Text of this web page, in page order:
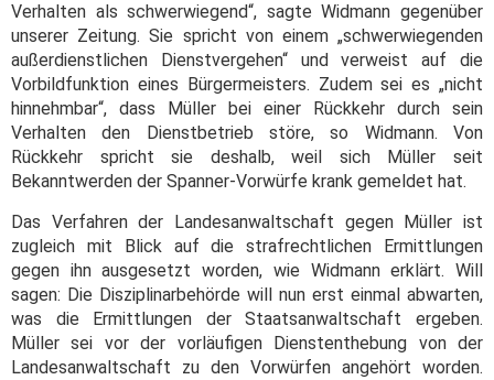
Verhalten als schwerwiegend“, sagte Widmann gegenüber
unserer Zeitung. Sie spricht von einem „schwerwiegenden
außerdienstlichen Dienstvergehen“ und verweist auf die
Vorbildfunktion eines Bürgermeisters. Zudem sei es „nicht
hinnehmbar“, dass Müller bei einer Rückkehr durch sein
Verhalten den Dienstbetrieb störe, so Widmann. Von
Rückkehr spricht sie deshalb, weil sich Müller seit
Bekanntwerden der Spanner-Vorwürfe krank gemeldet hat.
Das Verfahren der Landesanwaltschaft gegen Müller ist
zugleich mit Blick auf die strafrechtlichen Ermittlungen
gegen ihn ausgesetzt worden, wie Widmann erklärt. Will
sagen: Die Disziplinarbehörde will nun erst einmal abwarten,
was die Ermittlungen der Staatsanwaltschaft ergeben.
Müller sei vor der vorläufigen Dienstenthebung von der
Landesanwaltschaft zu den Vorwürfen angehört worden.